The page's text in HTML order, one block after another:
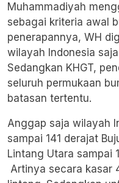
Muhammadiyah
sebagai kriteria awal
penerapannya, WH
wilayah Indonesia
Sedangkan KHGT,
seluruh permukaan
batasan tertentu.
Anggap saja wilayah
sampai 141 derajat
Lintang Utara sampai
Artinya secara kasar